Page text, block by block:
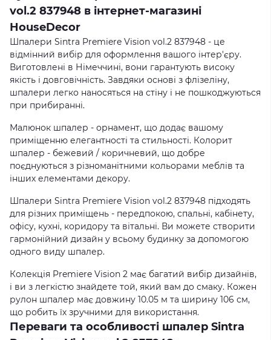
vol.2 837948 в інтернет-магазині
HouseDecor
Шпалери Sintra Premiere Vision vol.2 837948 - це
відмінний вибір для оформлення вашого інтер'єру.
Виготовлені в Німеччині, вони гарантують високу
якість і довговічність. Завдяки основі з флізеліну,
шпалери легко наносяться на стіну і не пошкоджуються
при прибиранні.
Малюнок шпалер - орнамент, що додає вашому
приміщенню елегантності та стильності. Колорит
шпалер - бежевий / коричневий, що добре
поєднуються з різноманітними кольорами меблів та
інших елементами декору.
Шпалери Sintra Premiere Vision vol.2 837948 підходять
для різних приміщень - передпокою, спальні, кабінету,
офісу, кухні, коридору та вітальні. Ви можете створити
гармонійний дизайн у всьому будинку за допомогою
одного виду шпалер.
Колекція Premiere Vision 2 має багатий вибір дизайнів,
і ви з легкістю знайдете той, який вам до смаку. Кожен
рулон шпалер має довжину 10.05 м та ширину 106 см,
що робить їх зручними для використання.
Переваги та особливості шпалер Sintra